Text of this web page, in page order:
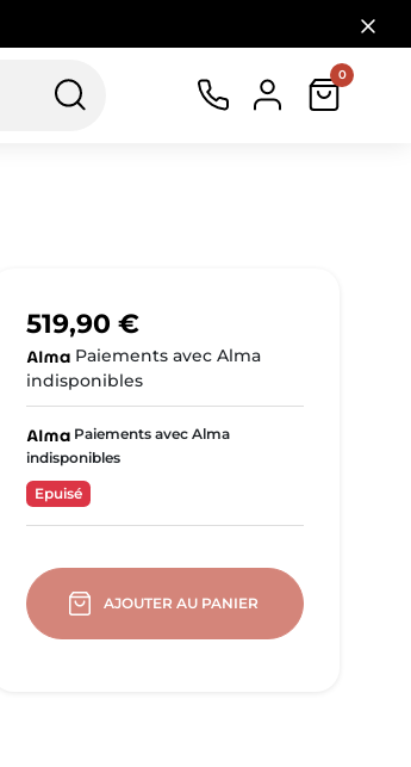
0
519,90 €
Paiements avec Alma
indisponibles
Paiements avec Alma
indisponibles
Epuisé
AJOUTER AU PANIER